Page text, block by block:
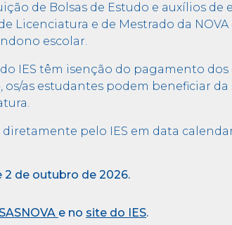
de Bolsas de Estudo e auxílios
Licenciatura e de Mestrado da
escolar.
IES têm isenção do pagamento
os/as estudantes podem beneficiar
pelo IES em data
2 de outubro de 2026.
e no site do IES.